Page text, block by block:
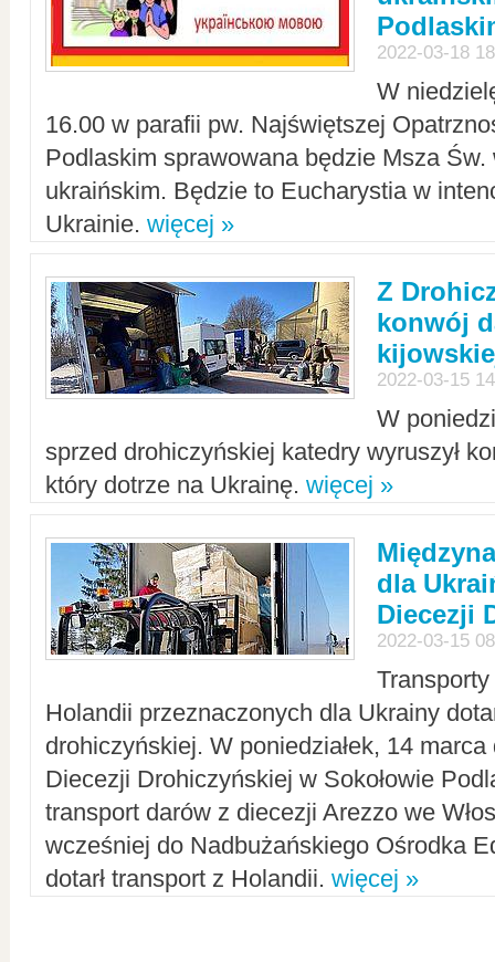
2022-03-18
W
16.00 w parafii pw. Najświętszej
Podlaskim sprawowana będzie Msza Św.
ukraińskim. Będzie to Eucharystia w
Ukrainie. więcej »
Z
konwój
2022-03-15
W
sprzed drohiczyńskiej katedry wyruszył
który dotrze na Ukrainę. więcej »
dla
Diecezji
2022-03-15
Holandii przeznaczonych dla Ukrainy
drohiczyńskiej. W poniedziałek, 14
Diecezji Drohiczyńskiej w Sokołowie
transport darów z diecezji Arezzo we
wcześniej do Nadbużańskiego Ośrodka
dotarł transport z Holandii. więcej »